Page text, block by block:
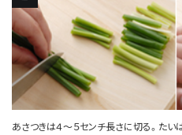
あさつきは４～５センチ長さに切る。たい